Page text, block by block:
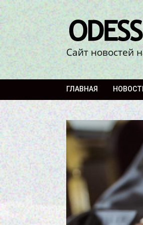
Сайт новостей
ГЛАВНАЯ